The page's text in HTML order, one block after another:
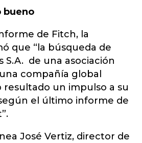
bueno
de Fitch, la
que “la búsqueda de
S.A. de una asociación
compañía global
resultado un impulso a su
el último informe de
José Vertiz, director de